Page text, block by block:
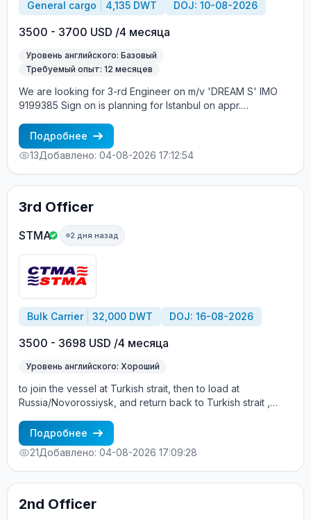
General cargo 4,135 DWT DOJ: 10-08-2026
3500 - 3700 USD /4 месяца
Уровень английского: Базовый
Требуемый опыт: 12 месяцев
We are looking for 3-rd Engineer on m/v 'DREAM S' IMO
9199385 Sign on is planning for Istanbul on appr.
Подробнее
13Добавлено: 04-08-2026 17:12:54
3rd Officer
STMA 2 дня назад
Bulk Carrier 32,000 DWT DOJ: 16-08-2026
3500 - 3698 USD /4 месяца
Уровень английского: Хороший
to join the vessel at Turkish strait, then to load at
Russia/Novorossiysk, and return back to Turkish strait ,
paid constantly during the contract + HRA bonus. Greek
Owner, CBA covered vessels, P&I club.
Подробнее
21Добавлено: 04-08-2026 17:09:28
2nd Officer